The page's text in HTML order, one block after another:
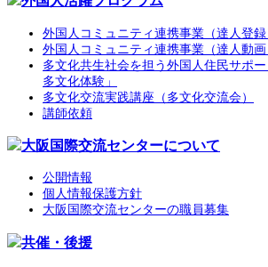
外国人コミュニティ連携事業（達人登録
外国人コミュニティ連携事業（達人動画
多文化共生社会を担う外国人住民サポ
多文化体験」
多文化交流実践講座（多文化交流会）
講師依頼
大阪国際交流センターについて
公開情報
個人情報保護方針
大阪国際交流センターの職員募集
共催・後援